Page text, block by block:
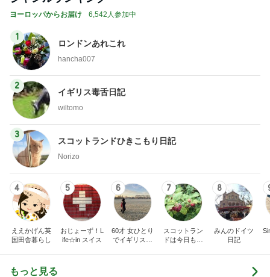
ヨーロッパからお届け 6,542人参加中
1
ロンドンあれこれ
hancha007
2
イギリス毒舌日記
wiltomo
3
スコットランドひきこもり日記
Norizo
4
ええかげん英
国田舎暮らし
5
おじょーず！L
ife☆in スイス
6
60才 女ひとり
でイギリスに
7
スコットラン
ドは今日も曇
8
みんのドイツ
日記
もっと見る